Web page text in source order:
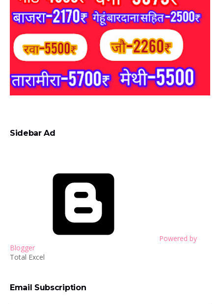
Sidebar Ad
Powered by
Blogger
Total Excel
Email Subscription